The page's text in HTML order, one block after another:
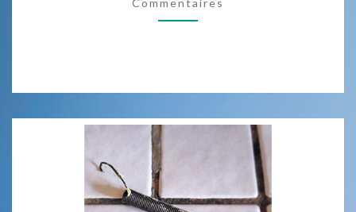
ABERRATION
ÉCOLOGIQUE
Commentaires